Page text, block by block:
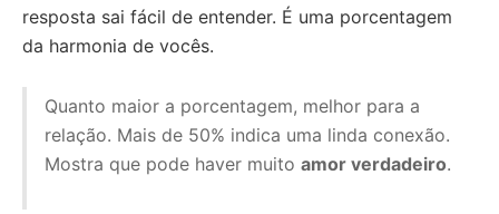
resposta sai fácil de entender. É uma porcentagem
da harmonia de vocês.
Quanto maior a porcentagem, melhor para a
relação. Mais de 50% indica uma linda conexão.
Mostra que pode haver muito amor verdadeiro.